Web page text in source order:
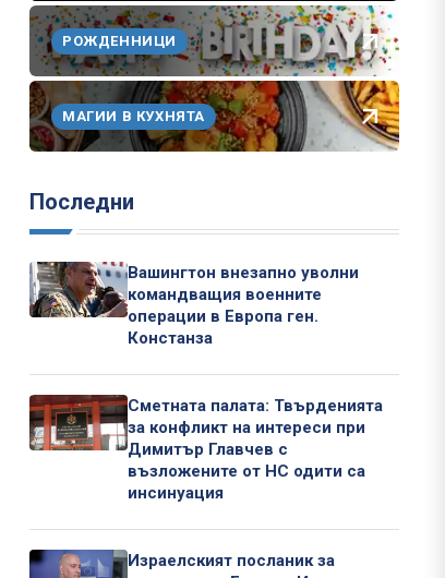
РОЖДЕННИЦИ
МАГИИ В КУХНЯТА
Последни
Вашингтон внезапно уволни
командващия военните
операции в Европа ген.
Констанза
Сметната палата: Твърденията
за конфликт на интереси при
Димитър Главчев с
възложените от НС одити са
инсинуация
Израелският посланик за